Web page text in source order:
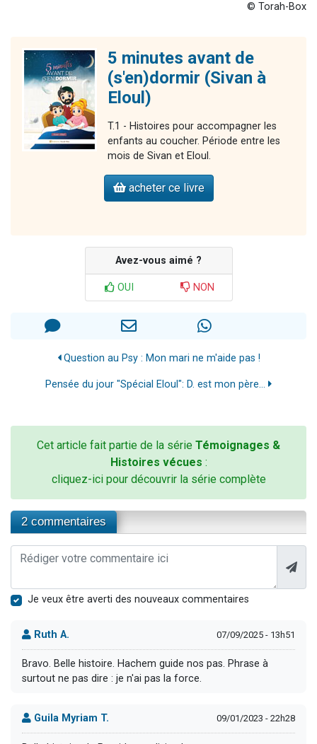
© Torah-Box
5 minutes avant de
(s'en)dormir (Sivan à
Eloul)
T.1 - Histoires pour accompagner les
enfants au coucher. Période entre les
mois de Sivan et Eloul.
acheter ce livre
Avez-vous aimé ?
OUI NON
Question au Psy : Mon mari ne m'aide pas !
Pensée du jour "Spécial Eloul": D. est mon père...
Cet article fait partie de la série Témoignages &
Histoires vécues :
cliquez-ici pour découvrir la série complète
2 commentaires
Je veux être averti des nouveaux commentaires
Ruth A. 07/09/2025 - 13h51
Bravo. Belle histoire. Hachem guide nos pas. Phrase à
surtout ne pas dire : je n'ai pas la force.
Guila Myriam T. 09/01/2023 - 22h28